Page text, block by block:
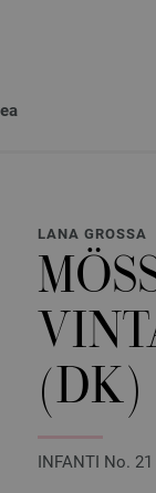
LANA GROSSA
(DK)
INFANTI No.